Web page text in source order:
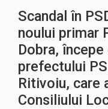
Scandal în
noului primar
Dobra,
prefectului
Ritivoiu, care
Consiliului